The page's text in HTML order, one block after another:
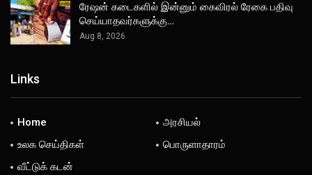
ரேஷன் கடைகளில் இன்னும் கைவிரல் ரேகை பதிவு
செய்யாதவர்களுக்கு…
Aug 8, 2026
Links
Home
அரசியல்
உலக செய்திகள்
பொருளாதாரம்
வீட்டுக் கடன்